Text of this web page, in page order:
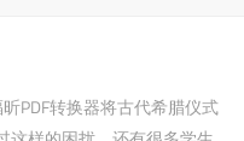
PDF转换器将古代希腊仪式